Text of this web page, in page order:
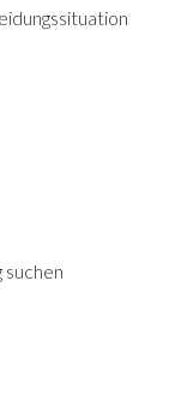
suchen